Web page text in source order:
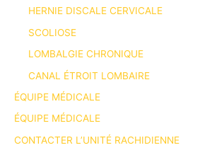
HERNIE DISCALE CERVICALE
SCOLIOSE
LOMBALGIE CHRONIQUE
CANAL ÉTROIT LOMBAIRE
ÉQUIPE MÉDICALE
ÉQUIPE MÉDICALE
CONTACTER L’UNITÉ RACHIDIENNE